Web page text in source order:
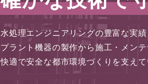
水処理エンジニアリングの豊富な実
プラント機器の製作から施工・メン
快適で安全な都市環境づくりを支え